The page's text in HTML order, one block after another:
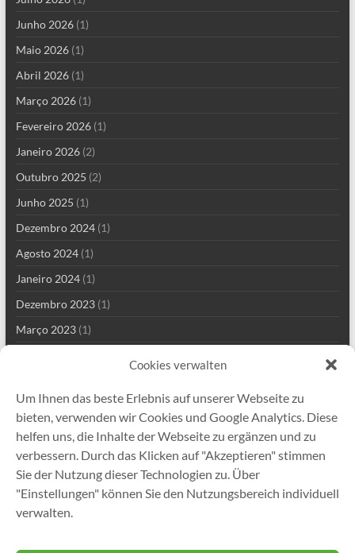
Cookies verwalten
Um Ihnen das beste Erlebnis auf unserer Webseite zu
bieten, verwenden wir Cookies und Google Analytics. Diese
helfen uns, die Inhalte der Webseite zu ergänzen und zu
verbessern. Durch das Klicken auf "Akzeptieren" stimmen
Sie der Nutzung dieser Technologien zu. Über
"Einstellungen" können Sie den Nutzungsbereich individuell
verwalten.
Junho 2026(1)
Maio 2026(1)
Abril 2026(1)
Março 2026(1)
Fevereiro 2026(1)
Janeiro 2026(2)
Outubro 2025 (2)
Junho 2025 (1)
Dezembro 2024(1)
Agosto 2024(1)
Janeiro 2024(1)
Dezembro 2023(1)
Março 2023(1)
Janeiro 2022(2)
Dezembro 2021
(3)
Setembro 2021(2)
Agosto 2021(5)
Julho 2021